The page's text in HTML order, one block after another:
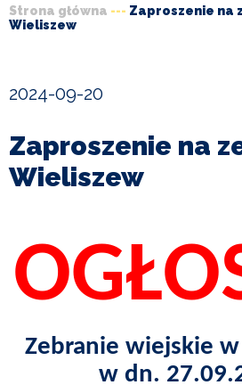
URZĄD
GMINY
GMINIE
SPORT
I
TURYSTYKA
KULTURA
Ścieżka
Strona główna
Zaproszenie na
Wieliszew
2024-09-20
Zaproszenie na
Wieliszew
Zebranie wiejskie
w dn.